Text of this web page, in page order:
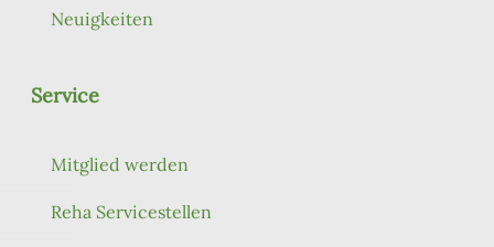
Neuigkeiten
Service
Mitglied werden
Reha Servicestellen